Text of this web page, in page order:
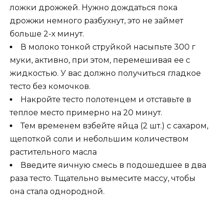
ложки дрожжей. Нужно дождаться пока
дрожжи немного разбухнут, это не займет
больше 2-х минут.
В молоко тонкой струйкой насыпьте 300 г
муки, активно, при этом, перемешивая ее с
жидкостью. У вас должно получиться гладкое
тесто без комочков.
Накройте тесто полотенцем и отставьте в
теплое место примерно на 20 минут.
Тем временем взбейте яйца (2 шт.) с сахаром,
щепоткой соли и небольшим количеством
растительного масла
Введите яичную смесь в подошедшее в два
раза тесто. Тщательно вымесите массу, чтобы
она стала однородной.